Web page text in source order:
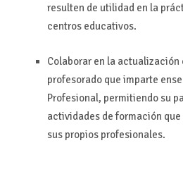
resulten de utilidad en la
centros educativos.
Colaborar en la
profesorado que imparte
Profesional, permitiendo su
actividades de formación que
sus propios profesionales.